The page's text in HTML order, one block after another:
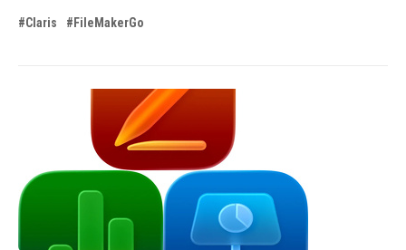
#Claris #FileMakerGo